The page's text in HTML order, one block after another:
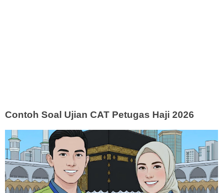
Contoh Soal Ujian CAT Petugas Haji 2026